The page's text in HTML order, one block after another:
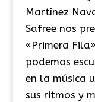
Martínez
Safree nos
«Primera
podemos
en la música
sus ritmos y